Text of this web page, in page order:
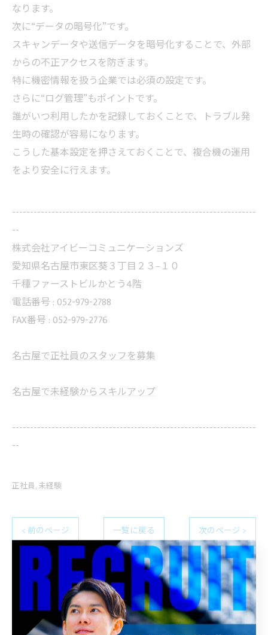
なります。
次に“データの暗号化”です。
スキャンデータや送信データを暗号化することで、外部
からの不正アクセスを防ぎます。
特に機密情報を扱う企業では必須の設定です。
さらに“ログ管理”もポイントです。
誰がいつ利用したかを記録しておくことで、トラブル発
生時の確認が容易になります。
こうした基本設定を押さえておくことで、複合機の運用
をより安全に行えます。
--------------------------------------------------------------------
--
株式会社アイビーコミュニケーションズ
愛知県名古屋市東区葵３丁目２３−１０
千種ファーストビルかとう4階
電話番号 : 052-979-2788
FAX番号 : 052-979-2776
名古屋で正社員のスタッフを募集
名古屋で未経験からスキルアップ
--------------------------------------------------------------------
--
正社員 未経験
< 前のページ 一覧に戻る 次のページ >
関連タグ
#名古屋 #営業